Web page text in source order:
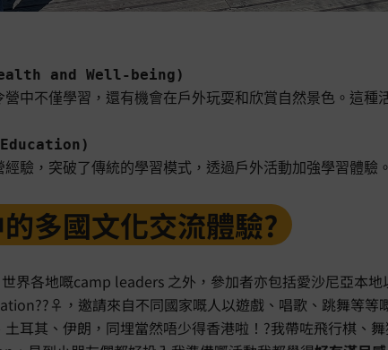
and Well-being)
中不僅學習，還有機會在戶外玩耍和欣賞自然景色。這
驗，突破了傳統的學習模式，透過戶外活動加強學習體
多國文化交流體驗?
界各地嘅camp leaders 之外，參加者亦包括愛沙尼亞本地
，邀請來自不同國家嘅人以遊戲、唱歌、跳舞等等
耳其、伊朗，同埋當然唔少得香港啦！?我帶咗飛行棋、